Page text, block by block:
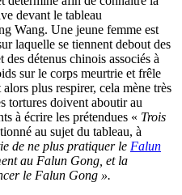
devant le tableau
Wang. Une jeune femme est
laquelle se tiennent debout des
détenus chinois associés à
sur le corps meurtrie et frêle
plus respirer, cela mène très
tortures doivent aboutir au
à écrire les prétendues « Trois
au sujet du tableau, à
de ne plus pratiquer le Falun
au Falun Gong, et la
le Falun Gong ».